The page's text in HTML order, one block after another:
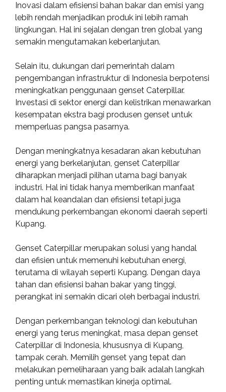
Inovasi dalam efisiensi bahan bakar dan emisi yang
lebih rendah menjadikan produk ini lebih ramah
lingkungan. Hal ini sejalan dengan tren global yang
semakin mengutamakan keberlanjutan.
Selain itu, dukungan dari pemerintah dalam
pengembangan infrastruktur di Indonesia berpotensi
meningkatkan penggunaan genset Caterpillar.
Investasi di sektor energi dan kelistrikan menawarkan
kesempatan ekstra bagi produsen genset untuk
memperluas pangsa pasarnya.
Dengan meningkatnya kesadaran akan kebutuhan
energi yang berkelanjutan, genset Caterpillar
diharapkan menjadi pilihan utama bagi banyak
industri. Hal ini tidak hanya memberikan manfaat
dalam hal keandalan dan efisiensi tetapi juga
mendukung perkembangan ekonomi daerah seperti
Kupang.
Genset Caterpillar merupakan solusi yang handal
dan efisien untuk memenuhi kebutuhan energi,
terutama di wilayah seperti Kupang. Dengan daya
tahan dan efisiensi bahan bakar yang tinggi,
perangkat ini semakin dicari oleh berbagai industri.
Dengan perkembangan teknologi dan kebutuhan
energi yang terus meningkat, masa depan genset
Caterpillar di Indonesia, khususnya di Kupang,
tampak cerah. Memilih genset yang tepat dan
melakukan pemeliharaan yang baik adalah langkah
penting untuk memastikan kinerja optimal.